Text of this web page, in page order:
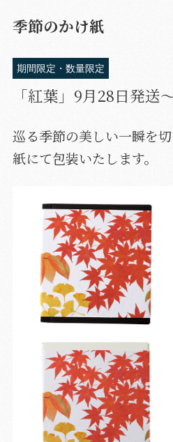
季節のかけ紙
期間限定・数量限定
「紅葉」9月28日発送
巡る季節の美しい一瞬を
紙にて包装いたします。